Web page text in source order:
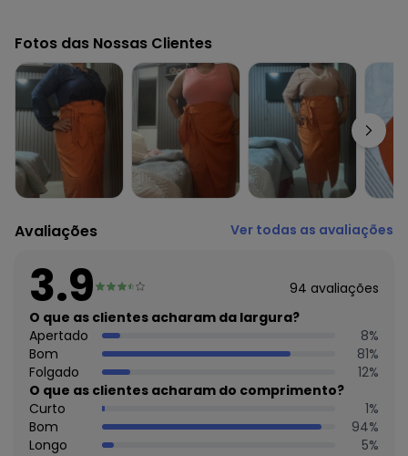
Modelagem: Solta
Complemento: Detalhe para amarrar;
Cintura: Alta
Comprimento: Longuete
Material: Linho
Estação: Ano Inteiro
Situação de Uso: Trabalho
Composição Material: 70% Viscose, 30% Linho
Fotos das Nossas Clientes
Avaliações Ver todas as avaliações
3.9 94 avaliações
O que as clientes acharam da largura?
Apertado
8%
Bom
81%
Folgado
12%
O que as clientes acharam do comprimento?
Curto
1%
Bom
94%
Longo
5%